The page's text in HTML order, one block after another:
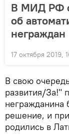
В МИД РФ
об
неграждан
17 октября 2019,
В свою
развития/За!"
негражданина
решение, и
родились в